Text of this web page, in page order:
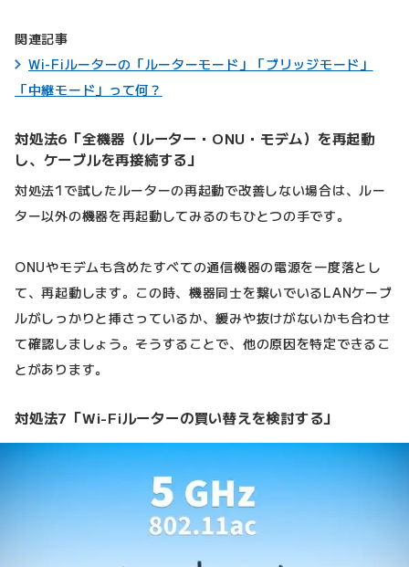
関連記事
Wi-Fiルーターの「ルーターモード」「ブリッジモード」
「中継モード」って何？
対処法6「全機器（ルーター・ONU・モデム）を再起動
し、ケーブルを再接続する」
対処法1で試したルーターの再起動で改善しない場合は、ルー
ター以外の機器を再起動してみるのもひとつの手です。
ONUやモデムも含めたすべての通信機器の電源を一度落とし
て、再起動します。この時、機器同士を繋いでいるLANケーブ
ルがしっかりと挿さっているか、緩みや抜けがないかも合わせ
て確認しましょう。そうすることで、他の原因を特定できるこ
とがあります。
対処法7「Wi-Fiルーターの買い替えを検討する」